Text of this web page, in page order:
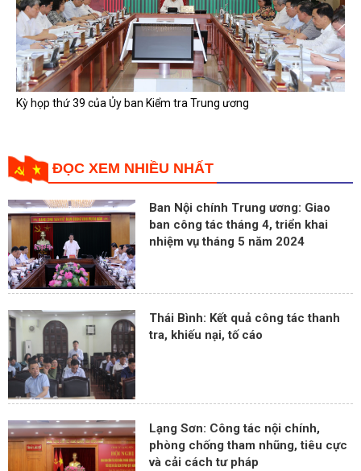
Kỳ họp thứ 39 của Ủy ban Kiểm tra Trung ương
ĐỌC XEM NHIỀU NHẤT
Ban Nội chính Trung ương: Giao
ban công tác tháng 4, triển khai
nhiệm vụ tháng 5 năm 2024
Thái Bình: Kết quả công tác thanh
tra, khiếu nại, tố cáo
Lạng Sơn: Công tác nội chính,
phòng chống tham nhũng, tiêu cực
và cải cách tư pháp